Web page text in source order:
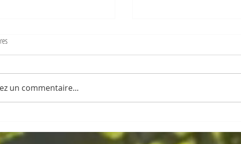
Holi, aux couleurs du Printemps !
un commentaire...